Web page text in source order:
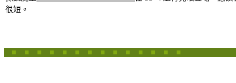
很短。
■ ■ ■ ■ ■ ■ ■ ■ ■ ■ ■ ■ ■ ■